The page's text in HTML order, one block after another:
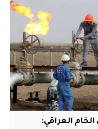
العراقي: